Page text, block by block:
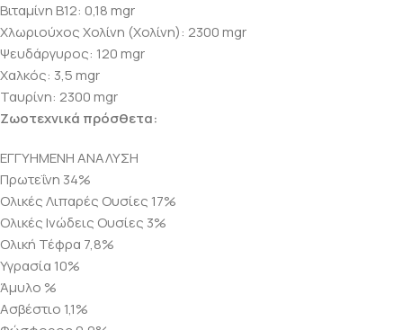
Βιταμίνη B12: 0,18 mgr
Χλωριούχος Χολίνη (Χολίνη): 2300 mgr
Ψευδάργυρος: 120 mgr
Χαλκός: 3,5 mgr
Ταυρίνη: 2300 mgr
Ζωοτεχνικά πρόσθετα:
ΕΓΓΥΗΜΕΝΗ ΑΝΑΛΥΣΗ
Πρωτεΐνη 34%
Ολικές Λιπαρές Ουσίες 17%
Ολικές Ινώδεις Ουσίες 3%
Ολική Τέφρα 7,8%
Υγρασία 10%
Άμυλο %
Ασβέστιο 1,1%